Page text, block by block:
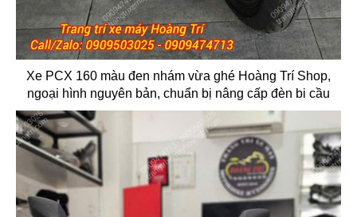
Xe PCX 160 màu đen nhám vừa ghé Hoàng Trí Shop,
ngoại hình nguyên bản, chuẩn bị nâng cấp đèn bi cầu